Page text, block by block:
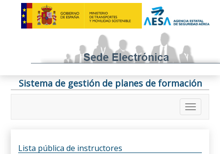
Sistema de gestión de planes de formación
Lista pública de instructores